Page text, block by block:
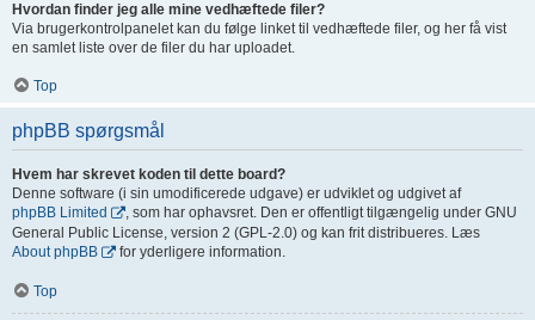
Hvordan finder jeg alle mine vedhæftede filer?
Via brugerkontrolpanelet kan du følge linket til vedhæftede filer, og her få vist
en samlet liste over de filer du har uploadet.
Top
phpBB spørgsmål
Hvem har skrevet koden til dette board?
Denne software (i sin umodificerede udgave) er udviklet og udgivet af
phpBB Limited
, som har ophavsret. Den er offentligt tilgængelig under GNU
General Public License, version 2 (GPL-2.0) og kan frit distribueres. Læs
About phpBB
for yderligere information.
Top